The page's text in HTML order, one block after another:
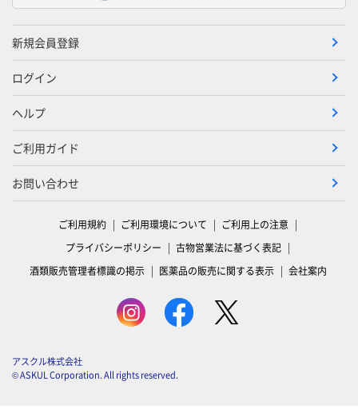
新規会員登録
ログイン
ヘルプ
ご利用ガイド
お問い合わせ
ご利用規約 ご利用環境について
ご利用上の注意
プライバシーポリシー
古物営業法に基づく表記
酒類販売管理者標識の掲示
医薬品の販売に関する表示 会社案内
アスクル株式会社
© ASKUL Corporation. All rights reserved.